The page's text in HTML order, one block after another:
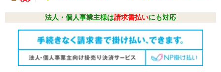
法人・個人事業主様は請求書払いにも対応